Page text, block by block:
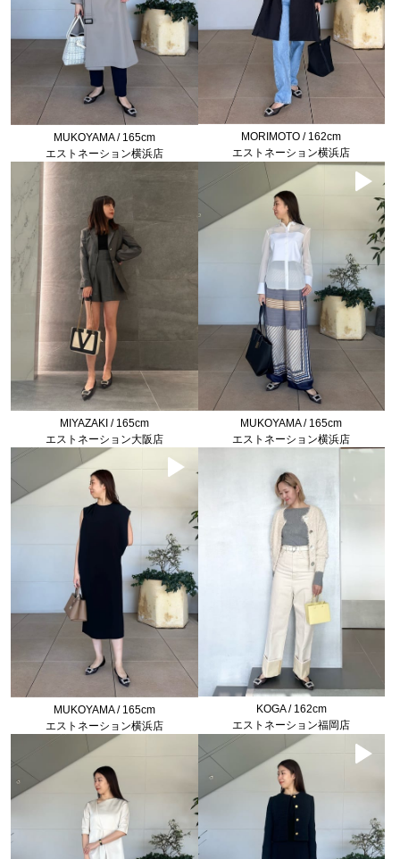
MUKOYAMA / 165cm
エストネーション横浜店
MORIMOTO / 162cm
エストネーション横浜店
MIYAZAKI / 165cm
エストネーション大阪店
MUKOYAMA / 165cm
エストネーション横浜店
MUKOYAMA / 165cm
エストネーション横浜店
KOGA / 162cm
エストネーション福岡店